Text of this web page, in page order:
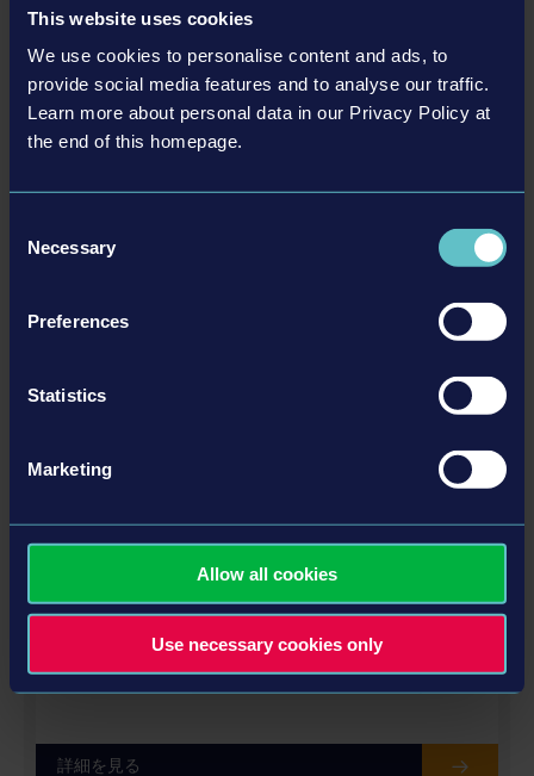
This website uses cookies
We use cookies to personalise content and ads, to
provide social media features and to analyse our traffic.
Learn more about personal data in our Privacy Policy at
the end of this homepage.
Selection
Necessary
Preferences
Statistics
Marketing
Allow all cookies
Use necessary cookies only
$4.99
DLC
CONSTRUCTION SIMULATOR 2015 - DELUXE EDITION
$4.99
詳細を見る